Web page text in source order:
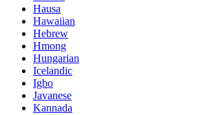
Hausa
Hawaiian
Hebrew
Hmong
Hungarian
Icelandic
Igbo
Javanese
Kannada